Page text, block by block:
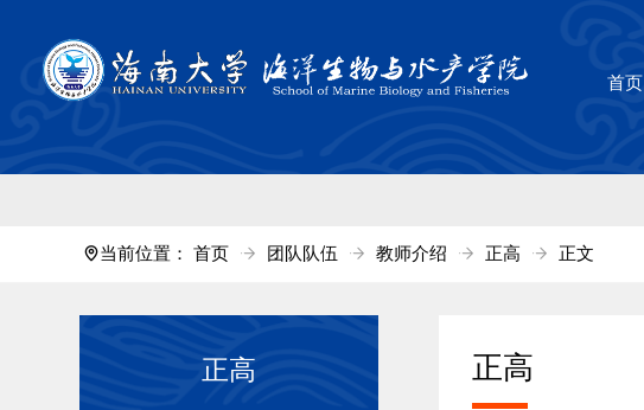
首页
当前位置：首页 团队队伍 教师介绍 正高 正文
正高 正高